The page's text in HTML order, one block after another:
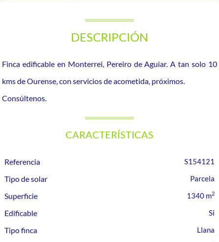
DESCRIPCIÓN
Finca edificable en Monterrei, Pereiro de Aguiar. A tan solo 10
kms de Ourense, con servicios de acometida, próximos.
Consúltenos.
CARACTERÍSTICAS
Referencia S154121
Tipo de solar Parcela
Superficie 1340 m2
Edificable
Tipo finca
Llana